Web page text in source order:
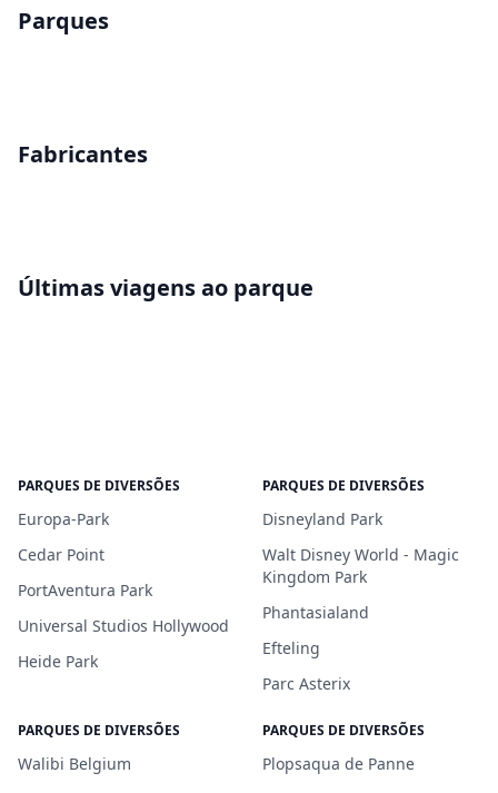
Parques
Fabricantes
Últimas viagens ao parque
PARQUES DE DIVERSÕES
Europa-Park
Cedar Point
PortAventura Park
Universal Studios Hollywood
Heide Park
PARQUES DE DIVERSÕES
Disneyland Park
Walt Disney World - Magic
Kingdom Park
Phantasialand
Efteling
Parc Asterix
PARQUES DE DIVERSÕES
Walibi Belgium
PARQUES DE DIVERSÕES
Plopsaqua de Panne